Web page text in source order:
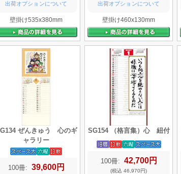
出荷オプションについて
壁掛け535x380mm
出荷オプションについて
壁掛け460x130mm
ぜんきゅう 心のギ
ャラリー
100冊: 39,600円
SG154 （格言集）心 紐付
100冊: 42,700円
(税込 46,970円)